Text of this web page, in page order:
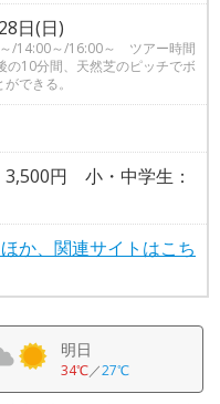
日(日)
/14:00～/16:00～ ツアー時間
の10分間、天然芝のピッチでボ
できる。
3,500円 小・中学生：
か、関連サイトはこち
明日
34℃／27℃